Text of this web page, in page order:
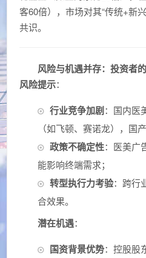
客60倍），市场对其“传统+新
共识。
风险与机遇并存：投资者
风险提示：
行业竞争加剧：国内医
（如飞顿、赛诺龙），国
政策不确定性：医美广
能影响终端需求；
转型执行力考验：跨行
合效果。
潜在机遇：
国资背景优势：控股股